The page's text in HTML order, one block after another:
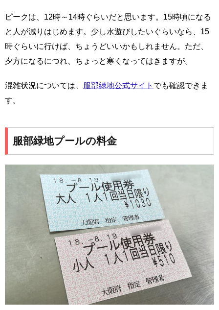
ピークは、12時～14時ぐらいだと思います。15時頃になる
と人が減りはじめます。少し水遊びしたいぐらいなら、15
時ぐらいに行けば、ちょうどいいかもしれません。ただ、
夕方になるにつれ、ちょっと寒くなってはきますが。
混雑状況については、 服部緑地公式サイト でも確認できま
す。
服部緑地プールの料金